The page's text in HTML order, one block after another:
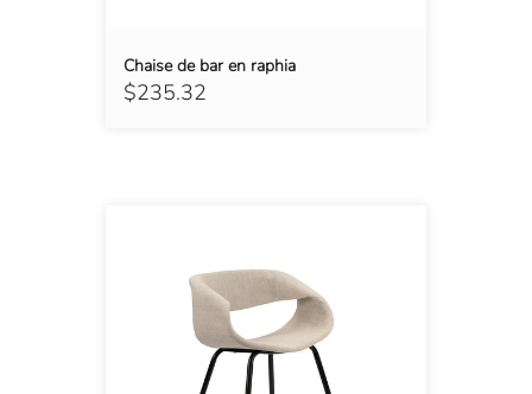
$235.32
Chaise de bar en raphia